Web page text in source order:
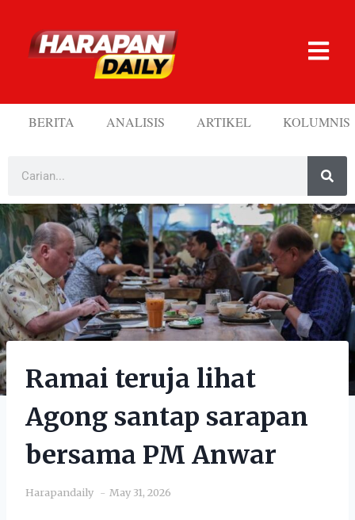
BERITA ANALISIS ARTIKEL KOLUMNIS
Ramai teruja lihat
Agong santap sarapan
bersama PM Anwar
Harapandaily May 31, 2026